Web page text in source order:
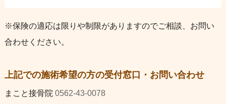
※保険の適応は限りや制限がありますのでご相談、お問い
合わせください。
上記での施術希望の方の受付窓口・お問い合わせ
まこと接骨院 0562-43-0078